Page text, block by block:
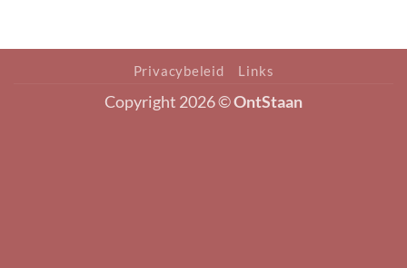
Privacybeleid Links
Copyright 2026 ©OntStaan